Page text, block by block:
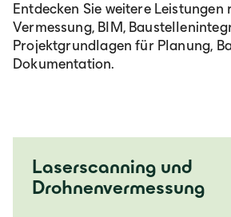
Entdecken Sie weitere
Vermessung, BIM,
Projektgrundlagen für Planung,
Dokumentation.
Laserscanning und
Drohnenvermessung